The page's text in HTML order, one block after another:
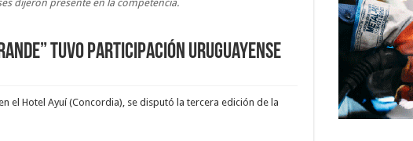
dijeron presente en la competencia.
tuvo participación uruguayense
el Hotel Ayuí (Concordia), se disputó la tercera edición de la